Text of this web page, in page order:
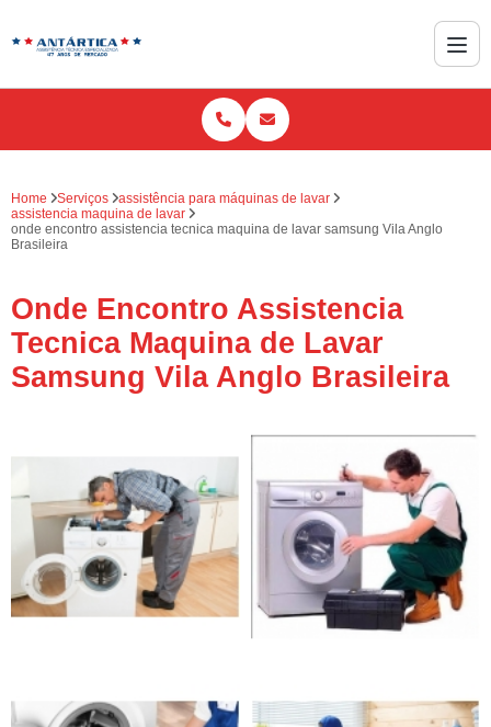
Home Serviços
assistência para máquinas de lavar
assistencia maquina de lavar
onde encontro assistencia tecnica maquina de lavar samsung Vila Anglo
Brasileira
Onde Encontro Assistencia
Tecnica Maquina de Lavar
Samsung Vila Anglo Brasileira